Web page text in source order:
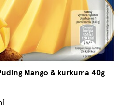
Mango & kurkuma 40g